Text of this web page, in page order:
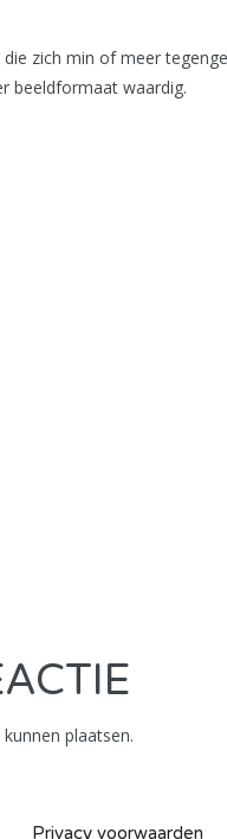
zich min of meer
beeldformaat waardig.
plaatsen.
Privacy voorwaarden